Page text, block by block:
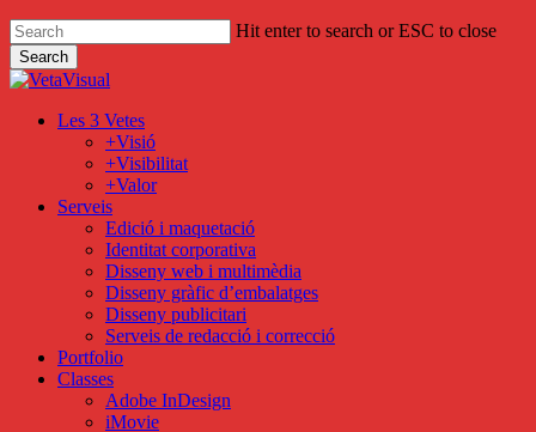
Hit enter to search or ESC to close
Search
Close
search
Menu
Les 3 Vetes
+Visió
+Visibilitat
+Valor
Serveis
Edició i maquetació
Identitat corporativa
Disseny web i multimèdia
Disseny gràfic d’embalatges
Disseny publicitari
Serveis de redacció i correcció
Portfolio
Classes
Adobe InDesign
iMovie